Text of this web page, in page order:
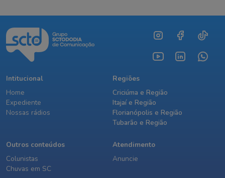
Intitucional
Home
Expediente
Nossas rádios
Regiões
Criciúma e Região
Itajaí e Região
Florianópolis e Região
Tubarão e Região
Outros conteúdos
Colunistas
Chuvas em SC
Atendimento
Anuncie